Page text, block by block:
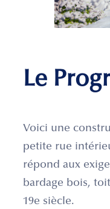
Le
Voici une
petite rue
répond aux
bardage bois,
19e siècle.